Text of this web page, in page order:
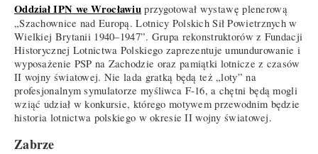
Oddział IPN we Wrocławiu przygotował wystawę plenerową
„Szachownice nad Europą. Lotnicy Polskich Sił Powietrznych w
Wielkiej Brytanii 1940–1947”. Grupa rekonstruktorów z Fundacji
Historycznej Lotnictwa Polskiego zaprezentuje umundurowanie i
wyposażenie PSP na Zachodzie oraz pamiątki lotnicze z czasów
II wojny światowej. Nie lada gratką będą też „loty” na
profesjonalnym symulatorze myśliwca F-16, a chętni będą mogli
wziąć udział w konkursie, którego motywem przewodnim będzie
historia lotnictwa polskiego w okresie II wojny światowej.
Zabrze